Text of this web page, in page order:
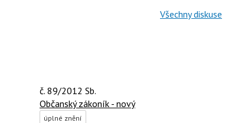
Všechny diskuse
č. 89/2012 Sb.
Občanský zákoník - nový
úplné znění